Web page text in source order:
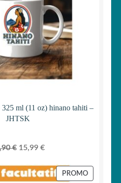
ml (11 oz) hinano tahiti –
JHTSK
€ Le
initial
15,99 €Le
actuelPROMOPRODUIT